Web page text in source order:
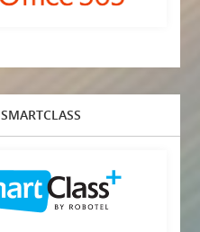
SMARTCLASS